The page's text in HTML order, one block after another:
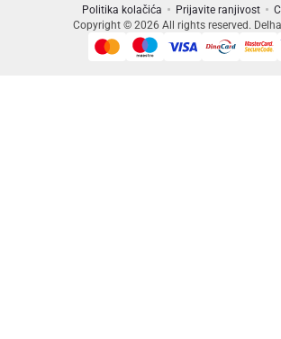
Politika kolačića
Prijavite ranjivost
Copyright © 2026 All rights reserved.